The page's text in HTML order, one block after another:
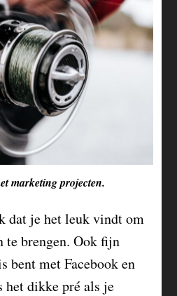
marketing projecten.
dat je het leuk vindt om
te brengen. Ook fijn
bent met Facebook en
het dikke pré als je